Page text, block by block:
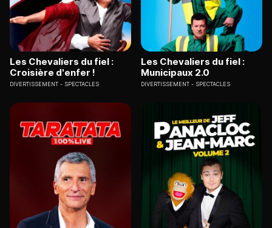
Les Chevaliers du fiel :
Croisière d'enfer !
DIVERTISSEMENT SPECTACLES
Les Chevaliers du fiel :
Municipaux 2.0
DIVERTISSEMENT SPECTACLES